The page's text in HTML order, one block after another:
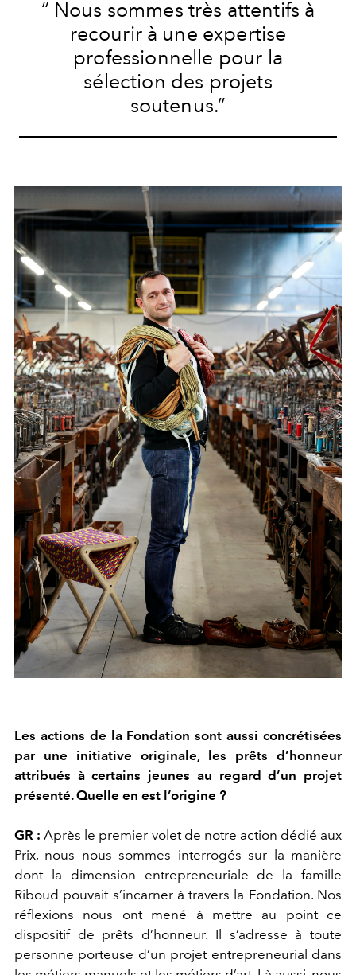
“ Nous sommes très attentifs à
recourir à une expertise
professionnelle pour la
sélection des projets
soutenus.”
Les actions de la Fondation sont aussi concrétisées
par une initiative originale, les prêts d’honneur
attribués à certains jeunes au regard d’un projet
présenté. Quelle en est l’origine ?
GR : Après le premier volet de notre action dédié aux
Prix, nous nous sommes interrogés sur la manière
dont la dimension entrepreneuriale de la famille
Riboud pouvait s’incarner à travers la Fondation. Nos
réflexions nous ont mené à mettre au point ce
dispositif de prêts d’honneur. Il s’adresse à toute
personne porteuse d’un projet entrepreneurial dans